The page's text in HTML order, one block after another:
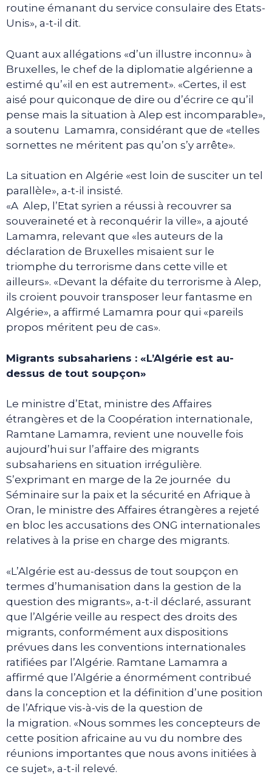
routine émanant du service consulaire des Etats-
Unis», a-t-il dit.
Quant aux allégations «d’un illustre inconnu» à
Bruxelles, le chef de la diplomatie algérienne a
estimé qu’«il en est autrement». «Certes, il est
aisé pour quiconque de dire ou d’écrire ce qu’il
pense mais la situation à Alep est incomparable»,
a soutenu Lamamra, considérant que de «telles
sornettes ne méritent pas qu’on s’y arrête».
La situation en Algérie «est loin de susciter un tel
parallèle», a-t-il insisté.
«A Alep, l’Etat syrien a réussi à recouvrer sa
souveraineté et à reconquérir la ville», a ajouté
Lamamra, relevant que «les auteurs de la
déclaration de Bruxelles misaient sur le
triomphe du terrorisme dans cette ville et
ailleurs». «Devant la défaite du terrorisme à Alep,
ils croient pouvoir transposer leur fantasme en
Algérie», a affirmé Lamamra pour qui «pareils
propos méritent peu de cas».
Migrants subsahariens : «L’Algérie est au-
dessus de tout soupçon»
Le ministre d’Etat, ministre des Affaires
étrangères et de la Coopération internationale,
Ramtane Lamamra, revient une nouvelle fois
aujourd’hui sur l’affaire des migrants
subsahariens en situation irrégulière.
S’exprimant en marge de la 2e journée du
Séminaire sur la paix et la sécurité en Afrique à
Oran, le ministre des Affaires étrangères a rejeté
en bloc les accusations des ONG internationales
relatives à la prise en charge des migrants.
«L’Algérie est au-dessus de tout soupçon en
termes d’humanisation dans la gestion de la
question des migrants», a-t-il déclaré, assurant
que l’Algérie veille au respect des droits des
migrants, conformément aux dispositions
prévues dans les conventions internationales
ratifiées par l’Algérie. Ramtane Lamamra a
affirmé que l’Algérie a énormément contribué
dans la conception et la définition d’une position
de l’Afrique vis-à-vis de la question de
la migration. «Nous sommes les concepteurs de
cette position africaine au vu du nombre des
réunions importantes que nous avons initiées à
ce sujet», a-t-il relevé.